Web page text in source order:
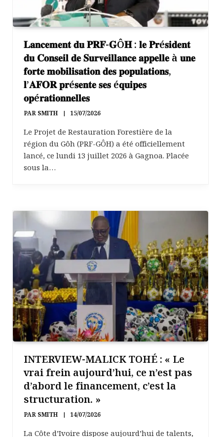
𝐋𝐚𝐧𝐜𝐞𝐦𝐞𝐧𝐭 𝐝𝐮 𝐏𝐑𝐅-𝐆Ô𝐇 : 𝐥𝐞 𝐏𝐫é𝐬𝐢𝐝𝐞𝐧𝐭
𝐝𝐮 𝐂𝐨𝐧𝐬𝐞𝐢𝐥 𝐝𝐞 𝐒𝐮𝐫𝐯𝐞𝐢𝐥𝐥𝐚𝐧𝐜𝐞 𝐚𝐩𝐩𝐞𝐥𝐥𝐞 à 𝐮𝐧𝐞
𝐟𝐨𝐫𝐭𝐞 𝐦𝐨𝐛𝐢𝐥𝐢𝐬𝐚𝐭𝐢𝐨𝐧 𝐝𝐞𝐬 𝐩𝐨𝐩𝐮𝐥𝐚𝐭𝐢𝐨𝐧𝐬,
𝐥’𝐀𝐅𝐎𝐑 𝐩𝐫é𝐬𝐞𝐧𝐭𝐞 𝐬𝐞𝐬 é𝐪𝐮𝐢𝐩𝐞𝐬
𝐨𝐩é𝐫𝐚𝐭𝐢𝐨𝐧𝐧𝐞𝐥𝐥𝐞𝐬
PAR SMITH 15/07/2026
Le Projet de Restauration Forestière de la
région du Gôh (PRF-GÔH) a été officiellement
lancé, ce lundi 13 juillet 2026 à Gagnoa. Placée
sous la…
INTERVIEW-MALICK TOHÉ : « Le
vrai frein aujourd’hui, ce n’est pas
d’abord le financement, c’est la
structuration. »
PAR SMITH 14/07/2026
La Côte d’Ivoire dispose aujourd’hui de talents,